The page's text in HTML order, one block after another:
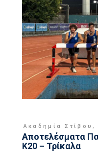
Ακαδημία Στίβου ,
Αποτελέσματα
Κ20 – Τρίκαλα